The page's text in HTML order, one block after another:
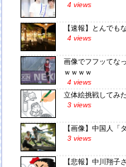
4 views
【速報】とんでも
4 views
画像でフフッてな
ｗｗｗｗ
4 views
立体絵挑戦してみた
3 views
【画像】中国人「
3 views
【悲報】中川翔子